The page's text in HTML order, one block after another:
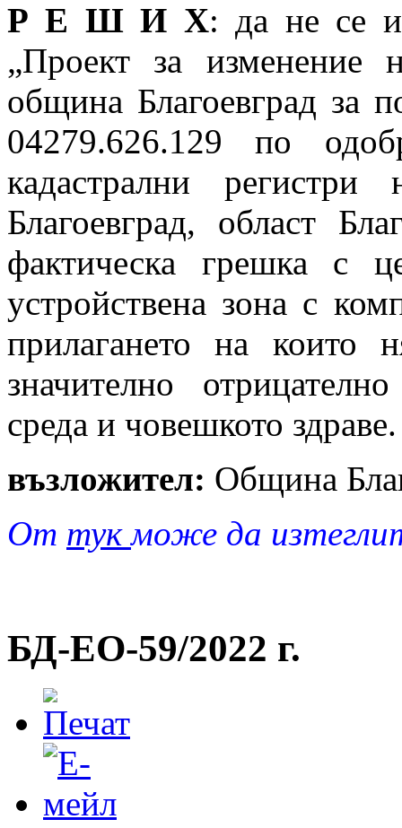
Р Е Ш И Х: да не се
„Проект за
община Благоевград за
04279.626.129 по
кадастрални
Благоевград, област
фактическа грешка с
устройствена зона с
прилагането на които
значително
среда и човешкото здраве.
възложител: Община
От тукможе да
БД-EO-59/2022 г.